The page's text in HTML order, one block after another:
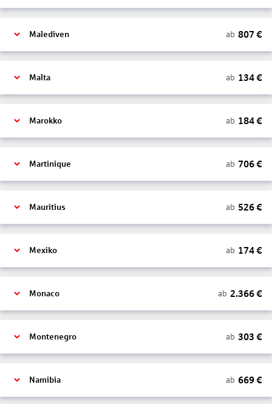
Malediven ab 807 €
Malta ab 134€
Marokko ab 184€
Martinique ab 706€
Mauritius ab 526€
Mexiko ab 174€
Monaco ab 2.366€
Montenegro ab 303 €
Namibia ab 669€